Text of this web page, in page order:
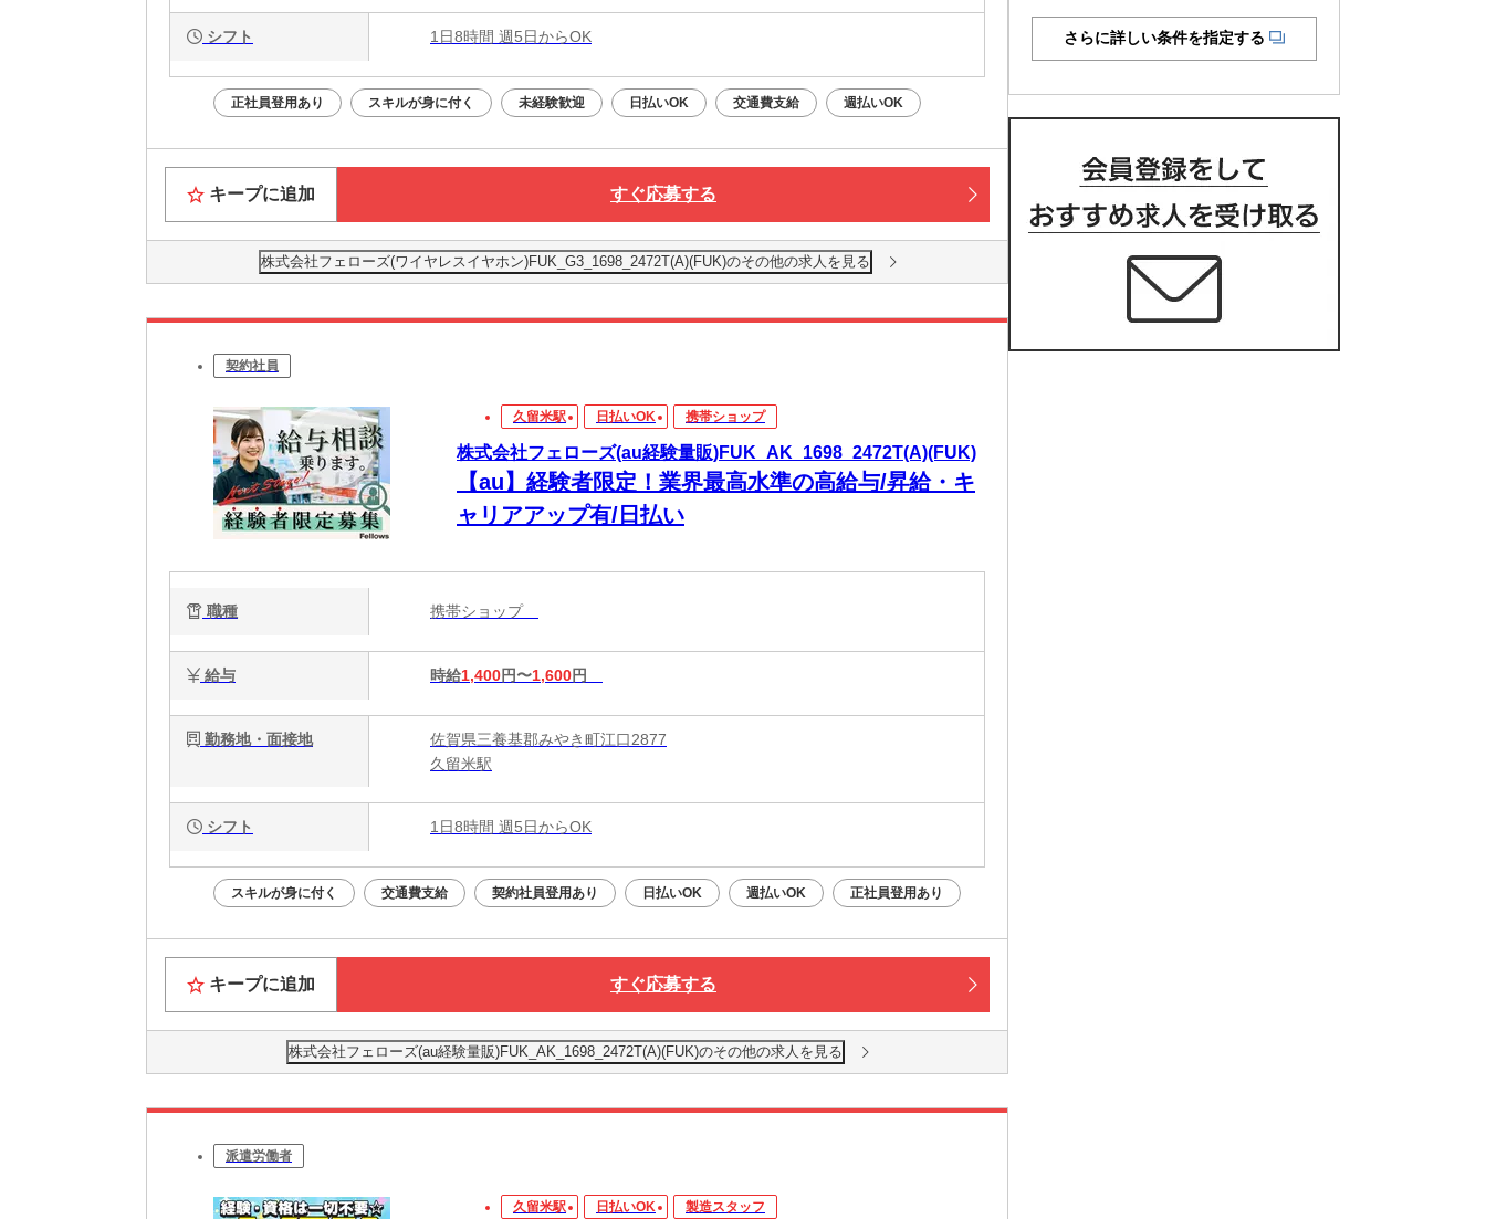
シフト 1日8時間 週5日からOK
正社員登用あり スキルが身に付く 未経験歓迎 日払いOK 交通費支給 週払いOK
キープに追加 すぐ応募する
株式会社フェローズ(ワイヤレスイヤホン)FUK_G3_1698_2472T(A)(FUK)のその他の求人を見る
契約社員
久留米駅 日払いOK 携帯ショップ
株式会社フェローズ(au経験量販)FUK_AK_1698_2472T(A)(FUK)
【au】経験者限定！業界最高水準の高給与/昇給・キ
ャリアアップ有/日払い
職種 携帯ショップ
給与 時給1,400円〜1,600円
勤務地・面接地
佐賀県三養基郡みやき町江口2877
久留米駅
シフト 1日8時間 週5日からOK
スキルが身に付く 交通費支給 契約社員登用あり 日払いOK 週払いOK 正社員登用あり
キープに追加 すぐ応募する
株式会社フェローズ(au経験量販)FUK_AK_1698_2472T(A)(FUK)のその他の求人を見る
派遣労働者
久留米駅 日払いOK 製造スタッフ
さらに詳しい条件を指定する